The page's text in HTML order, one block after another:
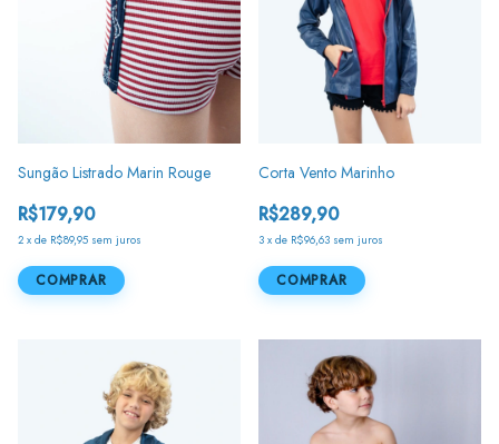
Sungão Listrado Marin Rouge
R$179,90
2 x de R$89,95 sem juros
COMPRAR
Corta Vento Marinho
R$289,90
3 x de R$96,63 sem juros
COMPRAR